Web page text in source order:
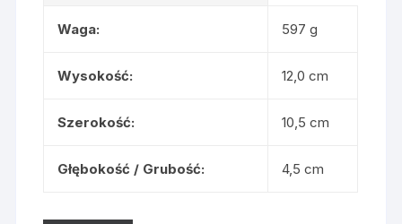
Waga: 597 g
Wysokość: 12,0 cm
Szerokość: 10,5 cm
Głębokość / Grubość: 4,5 cm